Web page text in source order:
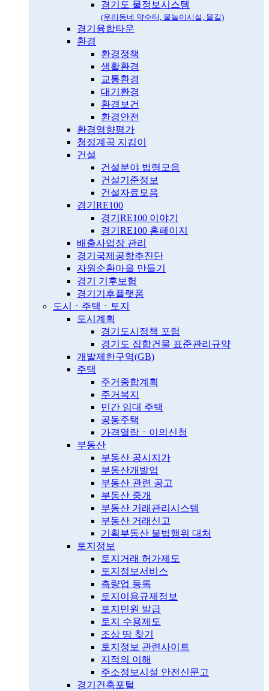
경기도 물정보시스템
(우리동네 약수터, 물놀이시설, 물길)
경기융합타운
환경
환경정책
생활환경
교통환경
대기환경
환경보건
환경안전
환경영향평가
청정계곡 지킴이
건설
건설분야 법령모음
건설기준정보
건설자료모음
경기RE100
경기RE100 이야기
경기RE100 홈페이지
배출사업장 관리
경기국제공항추진단
자원순환마을 만들기
경기 기후보험
경기기후플랫폼
도시ㆍ주택ㆍ토지
도시계획
경기도시정책 포럼
경기도 집합건물 표준관리규약
개발제한구역(GB)
주택
주거종합계획
주거복지
민간 임대 주택
공동주택
가격열람ㆍ이의신청
부동산
부동산 공시지가
부동산개발업
부동산 관련 공고
부동산 중개
부동산 거래관리시스템
부동산 거래신고
기획부동산 불법행위 대처
토지정보
토지거래 허가제도
토지정보서비스
측량업 등록
토지이용규제정보
토지민원 발급
토지 수용제도
조상 땅 찾기
토지정보 관련사이트
지적의 이해
주소정보시설 안전신문고
경기건축포털